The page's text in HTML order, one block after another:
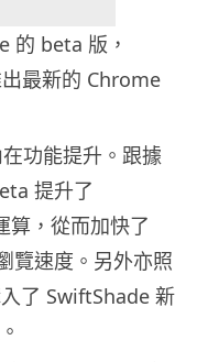
的 beta 版，
最新的 Chrome
功能提升。跟據
提升了
算，從而加快了
覽速度。另外亦照
了 SwiftShade 新